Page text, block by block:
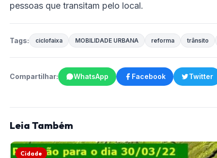
pessoas que transitam pelo local.
Tags: ciclofaixa MOBILIDADE URBANA reforma trânsito
Compartilhar: WhatsApp Facebook Twitter
Leia Também
Cidade